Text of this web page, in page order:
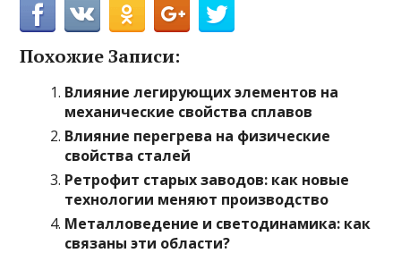
Похожие Записи:
Влияние легирующих элементов на
механические свойства сплавов
Влияние перегрева на физические
свойства сталей
Ретрофит старых заводов: как новые
технологии меняют производство
Металловедение и светодинамика: как
связаны эти области?